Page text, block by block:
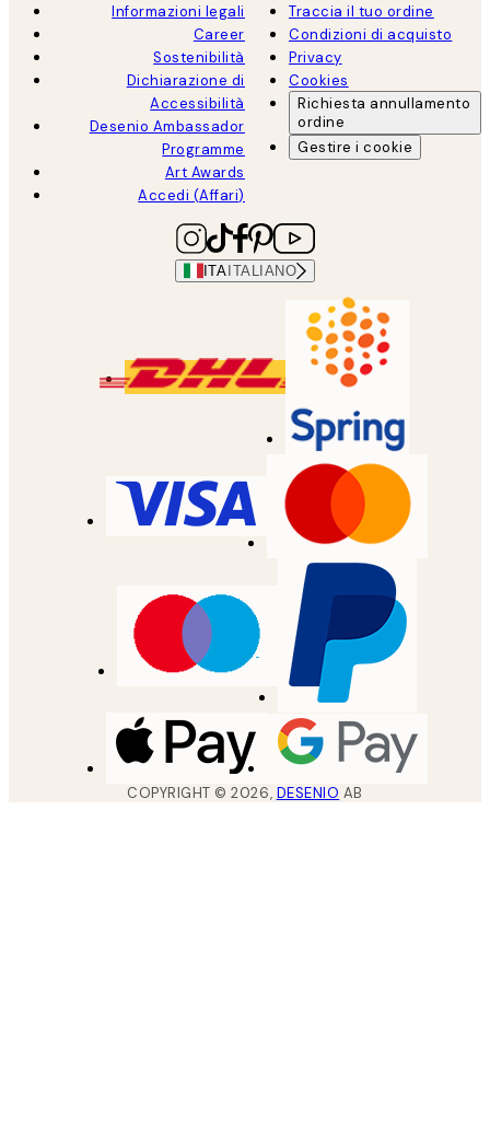
Informazioni legali
Career
Sostenibilità
Dichiarazione di
Accessibilità
Desenio Ambassador
Programme
Art Awards
Accedi (Affari)
Traccia il tuo ordine
Condizioni di acquisto
Privacy
Cookies
Richiesta annullamento
ordine
Gestire i cookie
ITA ITALIANO
COPYRIGHT ©2026, DESENIO AB